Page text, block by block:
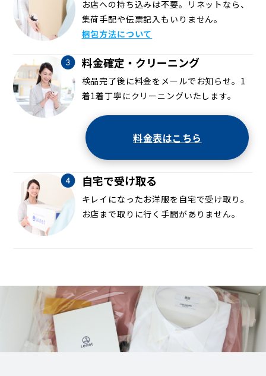
お店への持ち込みは不要。リネットなら、
集荷手配や伝票記入もいりません。
梱包方法について
料金確定・クリーニング
検品完了後に料金をメールでお知らせ。1
着1着丁寧にクリーニングいたします。
料金表はこちら
自宅で受け取る
キレイになったお洋服を自宅で受け取り。
お店まで取りに行く手間がありません。